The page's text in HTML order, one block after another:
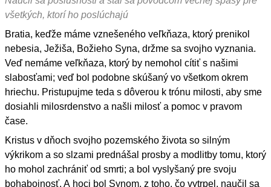
všetkých, ktorí ho poslúchajú
Bratia, keďže máme vznešeného veľkňaza, ktorý prenikol
nebesia, Ježiša, Božieho Syna, držme sa svojho vyznania.
Veď nemáme veľkňaza, ktorý by nemohol cítiť s našimi
slabosťami; veď bol podobne skúšaný vo všetkom okrem
hriechu. Pristupujme teda s dôverou k trónu milosti, aby sme
dosiahli milosrdenstvo a našli milosť a pomoc v pravom
čase.
Kristus v dňoch svojho pozemského života so silným
výkrikom a so slzami prednášal prosby a modlitby tomu, ktorý
ho mohol zachrániť od smrti; a bol vyslyšaný pre svoju
bohabojnosť. A hoci bol Synom, z toho, čo vytrpel, naučil sa